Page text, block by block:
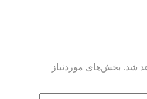
شد. بخش‌های موردنیاز